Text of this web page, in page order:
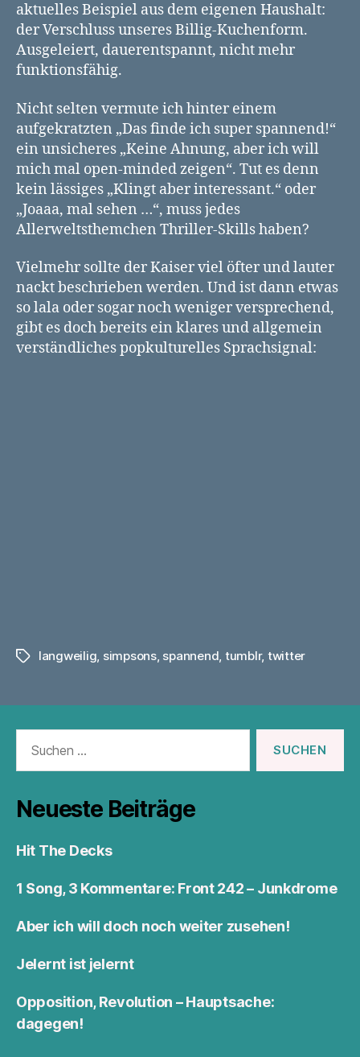
aktuelles Beispiel aus dem eigenen Haushalt:
der Verschluss unseres Billig-Kuchenform.
Ausgeleiert, dauerentspannt, nicht mehr
funktionsfähig.
Nicht selten vermute ich hinter einem
aufgekratzten „Das finde ich super spannend!“
ein unsicheres „Keine Ahnung, aber ich will
mich mal open-minded zeigen“. Tut es denn
kein lässiges „Klingt aber interessant.“ oder
„Joaaa, mal sehen …“, muss jedes
Allerweltsthemchen Thriller-Skills haben?
Vielmehr sollte der Kaiser viel öfter und lauter
nackt beschrieben werden. Und ist dann etwas
so lala oder sogar noch weniger versprechend,
gibt es doch bereits ein klares und allgemein
verständliches popkulturelles Sprachsignal:
Schlagwörter
langweilig simpsons, spannend tumblr, twitter
nach:
Neueste Beiträge
Hit The Decks
1 Song, 3 Kommentare: Front 242 – Junkdrome
Aber ich will doch noch weiter zusehen!
Jelernt ist jelernt
Opposition, Revolution – Hauptsache:
dagegen!